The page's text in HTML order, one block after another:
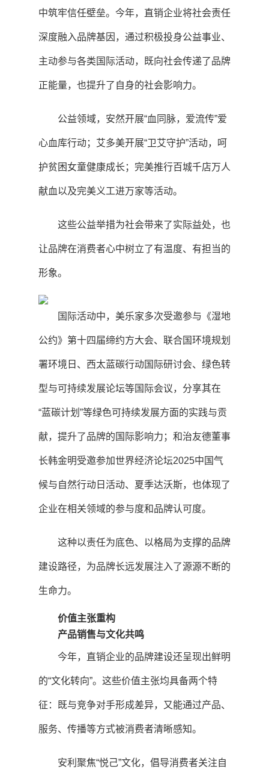
中筑牢信任壁垒。今年，直销企业将社会责任
深度融入品牌基因，通过积极投身公益事业、
主动参与各类国际活动，既向社会传递了品牌
正能量，也提升了自身的社会影响力。
公益领域，安然开展“血同脉，爱流传”爱
心血库行动；艾多美开展“卫艾守护”活动，呵
护贫困女童健康成长；完美推行百城千店万人
献血以及完美义工进万家等活动。
这些公益举措为社会带来了实际益处，也
让品牌在消费者心中树立了有温度、有担当的
形象。
国际活动中，美乐家多次受邀参与《湿地
公约》第十四届缔约方大会、联合国环境规划
署环境日、西太蓝碳行动国际研讨会、绿色转
型与可持续发展论坛等国际会议，分享其在
“蓝碳计划”等绿色可持续发展方面的实践与贡
献，提升了品牌的国际影响力；和治友德董事
长韩金明受邀参加世界经济论坛2025中国气
候与自然行动日活动、夏季达沃斯，也体现了
企业在相关领域的参与度和品牌认可度。
这种以责任为底色、以格局为支撑的品牌
建设路径，为品牌长远发展注入了源源不断的
生命力。
价值主张重构
产品销售与文化共鸣
今年，直销企业的品牌建设还呈现出鲜明
的“文化转向”。这些价值主张均具备两个特
征：既与竞争对手形成差异，又能通过产品、
服务、传播等方式被消费者清晰感知。
安利聚焦“悦己”文化，倡导消费者关注自